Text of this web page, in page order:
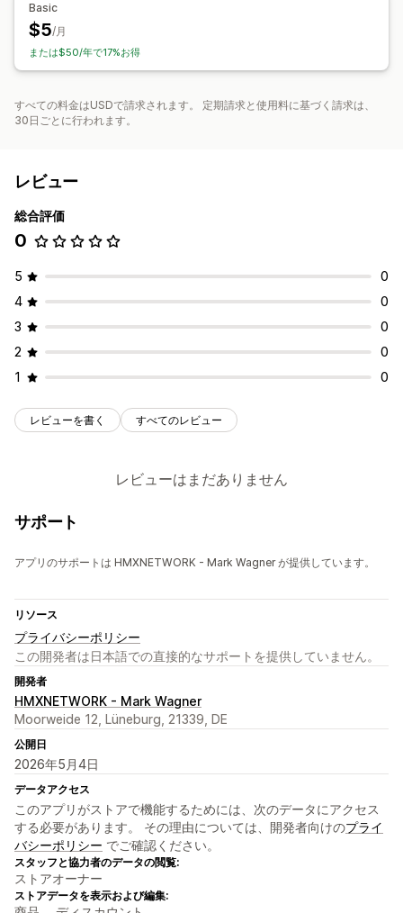
Basic
$5/月
または$50/年で17%お得
すべての料金はUSDで請求されます。 定期請求と使用料に基づく請求は、
30日ごとに行われます。
レビュー
総合評価
0
5
0
4
0
3
0
2
0
1
0
レビューを書く すべてのレビュー
レビューはまだありません
サポート
アプリのサポートは HMXNETWORK - Mark Wagner が提供しています。
リソース
プライバシーポリシー
この開発者は日本語での直接的なサポートを提供していません。
開発者
HMXNETWORK - Mark Wagner
Moorweide 12, Lüneburg, 21339, DE
公開日
2026年5月4日
データアクセス
このアプリがストアで機能するためには、次のデータにアクセス
する必要があります。 その理由については、開発者向けのプライ
バシーポリシー でご確認ください。
スタッフと協力者のデータの閲覧:
ストアオーナー
ストアデータを表示および編集: